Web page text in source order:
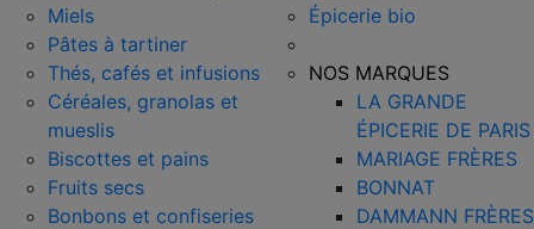
Miels
Pâtes à tartiner
Thés, cafés et infusions
Céréales, granolas et
mueslis
Biscottes et pains
Fruits secs
Bonbons et confiseries
Épicerie bio
NOS MARQUES
LA GRANDE
ÉPICERIE DE PARIS
MARIAGE FRÈRES
BONNAT
DAMMANN FRÈRES